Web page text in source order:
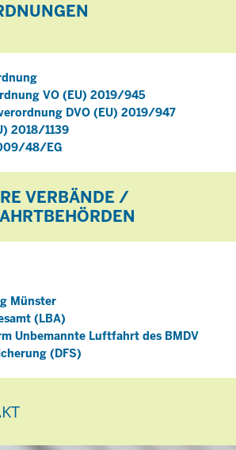
VO (EU) 2019/945
DVO (EU) 2019/947
2018/1139
48/EG
VERBÄNDE /
Münster
(LBA)
Unbemannte Luftfahrt des BMDV
(DFS)